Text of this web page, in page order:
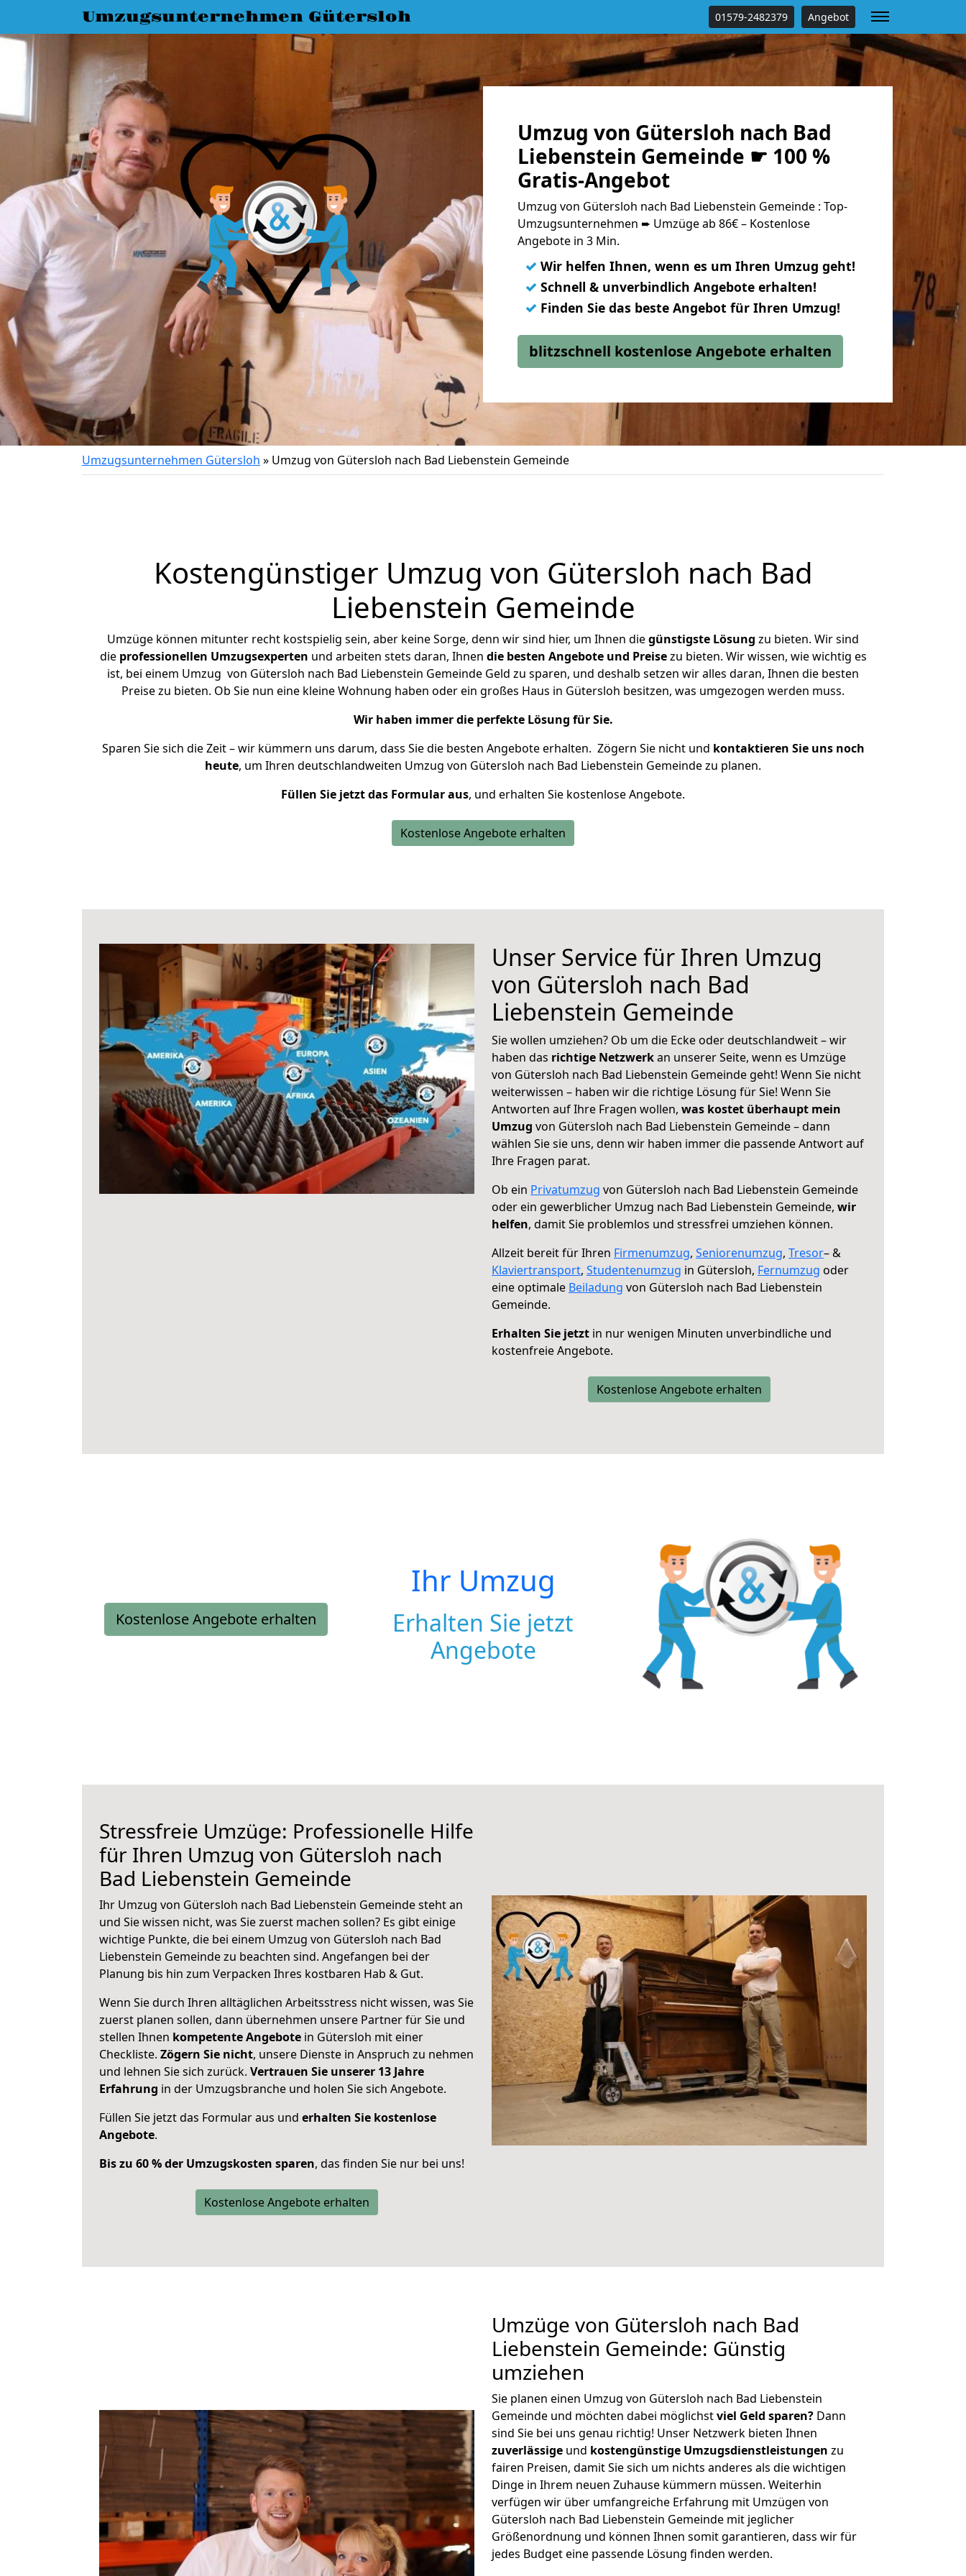
Umzugsunternehmen Gütersloh 01579-2482379 Angebot
Umzug von Gütersloh nach Bad
Liebenstein Gemeinde ☛ 100 %
Gratis-Angebot
Umzug von Gütersloh nach Bad Liebenstein Gemeinde : Top-
Umzugsunternehmen ➨ Umzüge ab 86€ – Kostenlose
Angebote in 3 Min.
✓ Wir helfen Ihnen, wenn es um Ihren Umzug geht!
✓ Schnell & unverbindlich Angebote erhalten!
✓ Finden Sie das beste Angebot für Ihren Umzug!
blitzschnell kostenlose Angebote erhalten
Umzugsunternehmen Gütersloh » Umzug von Gütersloh nach Bad Liebenstein Gemeinde
Kostengünstiger Umzug von Gütersloh nach Bad
Liebenstein Gemeinde
Umzüge können mitunter recht kostspielig sein, aber keine Sorge, denn wir sind hier, um Ihnen diegünstigste Lösung zu bieten. Wir sind
die professionellen Umzugsexperten und arbeiten stets daran, Ihnen die besten Angebote und Preisezu bieten. Wir wissen, wie wichtig es
ist, bei einem Umzug von Gütersloh nach Bad Liebenstein Gemeinde Geld zu sparen, und deshalb setzen wir alles daran, Ihnen die besten
Preise zu bieten. Ob Sie nun eine kleine Wohnung haben oder ein großes Haus in Gütersloh besitzen, was umgezogen werden muss.
Wir haben immer die perfekte Lösung für Sie.
Sparen Sie sich die Zeit – wir kümmern uns darum, dass Sie die besten Angebote erhalten. Zögern Sie nicht und kontaktieren Sie uns noch
heute, um Ihren deutschlandweiten Umzug von Gütersloh nach Bad Liebenstein Gemeinde zu planen.
Füllen Sie jetzt das Formular aus, und erhalten Sie kostenlose Angebote.
Kostenlose Angebote erhalten
Unser Service für Ihren Umzug
von Gütersloh nach Bad
Liebenstein Gemeinde
Sie wollen umziehen? Ob um die Ecke oder deutschlandweit – wir
haben das richtige Netzwerkan unserer Seite, wenn es Umzüge
von Gütersloh nach Bad Liebenstein Gemeinde geht! Wenn Sie nicht
weiterwissen – haben wir die richtige Lösung für Sie! Wenn Sie
Antworten auf Ihre Fragen wollen, was kostet überhaupt mein
Umzug von Gütersloh nach Bad Liebenstein Gemeinde – dann
wählen Sie sie uns, denn wir haben immer die passende Antwort auf
Ihre Fragen parat.
Ob ein Privatumzug von Gütersloh nach Bad Liebenstein Gemeinde
oder ein gewerblicher Umzug nach Bad Liebenstein Gemeinde, wir
helfen, damit Sie problemlos und stressfrei umziehen können.
Allzeit bereit für Ihren Firmenumzug, Seniorenumzug, Tresor– &
Klaviertransport, Studentenumzug in Gütersloh, Fernumzug oder
eine optimale Beiladung von Gütersloh nach Bad Liebenstein
Gemeinde.
Erhalten Sie jetzt in nur wenigen Minuten unverbindliche und
kostenfreie Angebote.
Kostenlose Angebote erhalten
Kostenlose Angebote erhalten
Ihr Umzug
Erhalten Sie jetzt
Angebote
Stressfreie Umzüge: Professionelle Hilfe
für Ihren Umzug von Gütersloh nach
Bad Liebenstein Gemeinde
Ihr Umzug von Gütersloh nach Bad Liebenstein Gemeinde steht an
und Sie wissen nicht, was Sie zuerst machen sollen? Es gibt einige
wichtige Punkte, die bei einem Umzug von Gütersloh nach Bad
Liebenstein Gemeinde zu beachten sind. Angefangen bei der
Planung bis hin zum Verpacken Ihres kostbaren Hab & Gut.
Wenn Sie durch Ihren alltäglichen Arbeitsstress nicht wissen, was Sie
zuerst planen sollen, dann übernehmen unsere Partner für Sie und
stellen Ihnen kompetente Angebote in Gütersloh mit einer
Checkliste. Zögern Sie nicht, unsere Dienste in Anspruch zu nehmen
und lehnen Sie sich zurück. Vertrauen Sie unserer 13 Jahre
Erfahrung in der Umzugsbranche und holen Sie sich Angebote.
Füllen Sie jetzt das Formular aus und erhalten Sie kostenlose
Angebote.
Bis zu 60 % der Umzugskosten sparen, das finden Sie nur bei uns!
Kostenlose Angebote erhalten
Umzüge von Gütersloh nach Bad
Liebenstein Gemeinde: Günstig
umziehen
Sie planen einen Umzug von Gütersloh nach Bad Liebenstein
Gemeinde und möchten dabei möglichstviel Geld sparen? Dann
sind Sie bei uns genau richtig! Unser Netzwerk bieten Ihnen
zuverlässige und kostengünstige Umzugsdienstleistungen zu
fairen Preisen, damit Sie sich um nichts anderes als die wichtigen
Dinge in Ihrem neuen Zuhause kümmern müssen. Weiterhin
verfügen wir über umfangreiche Erfahrung mit Umzügen von
Gütersloh nach Bad Liebenstein Gemeinde mit jeglicher
Größenordnung und können Ihnen somit garantieren, dass wir für
jedes Budget eine passende Lösung finden werden.